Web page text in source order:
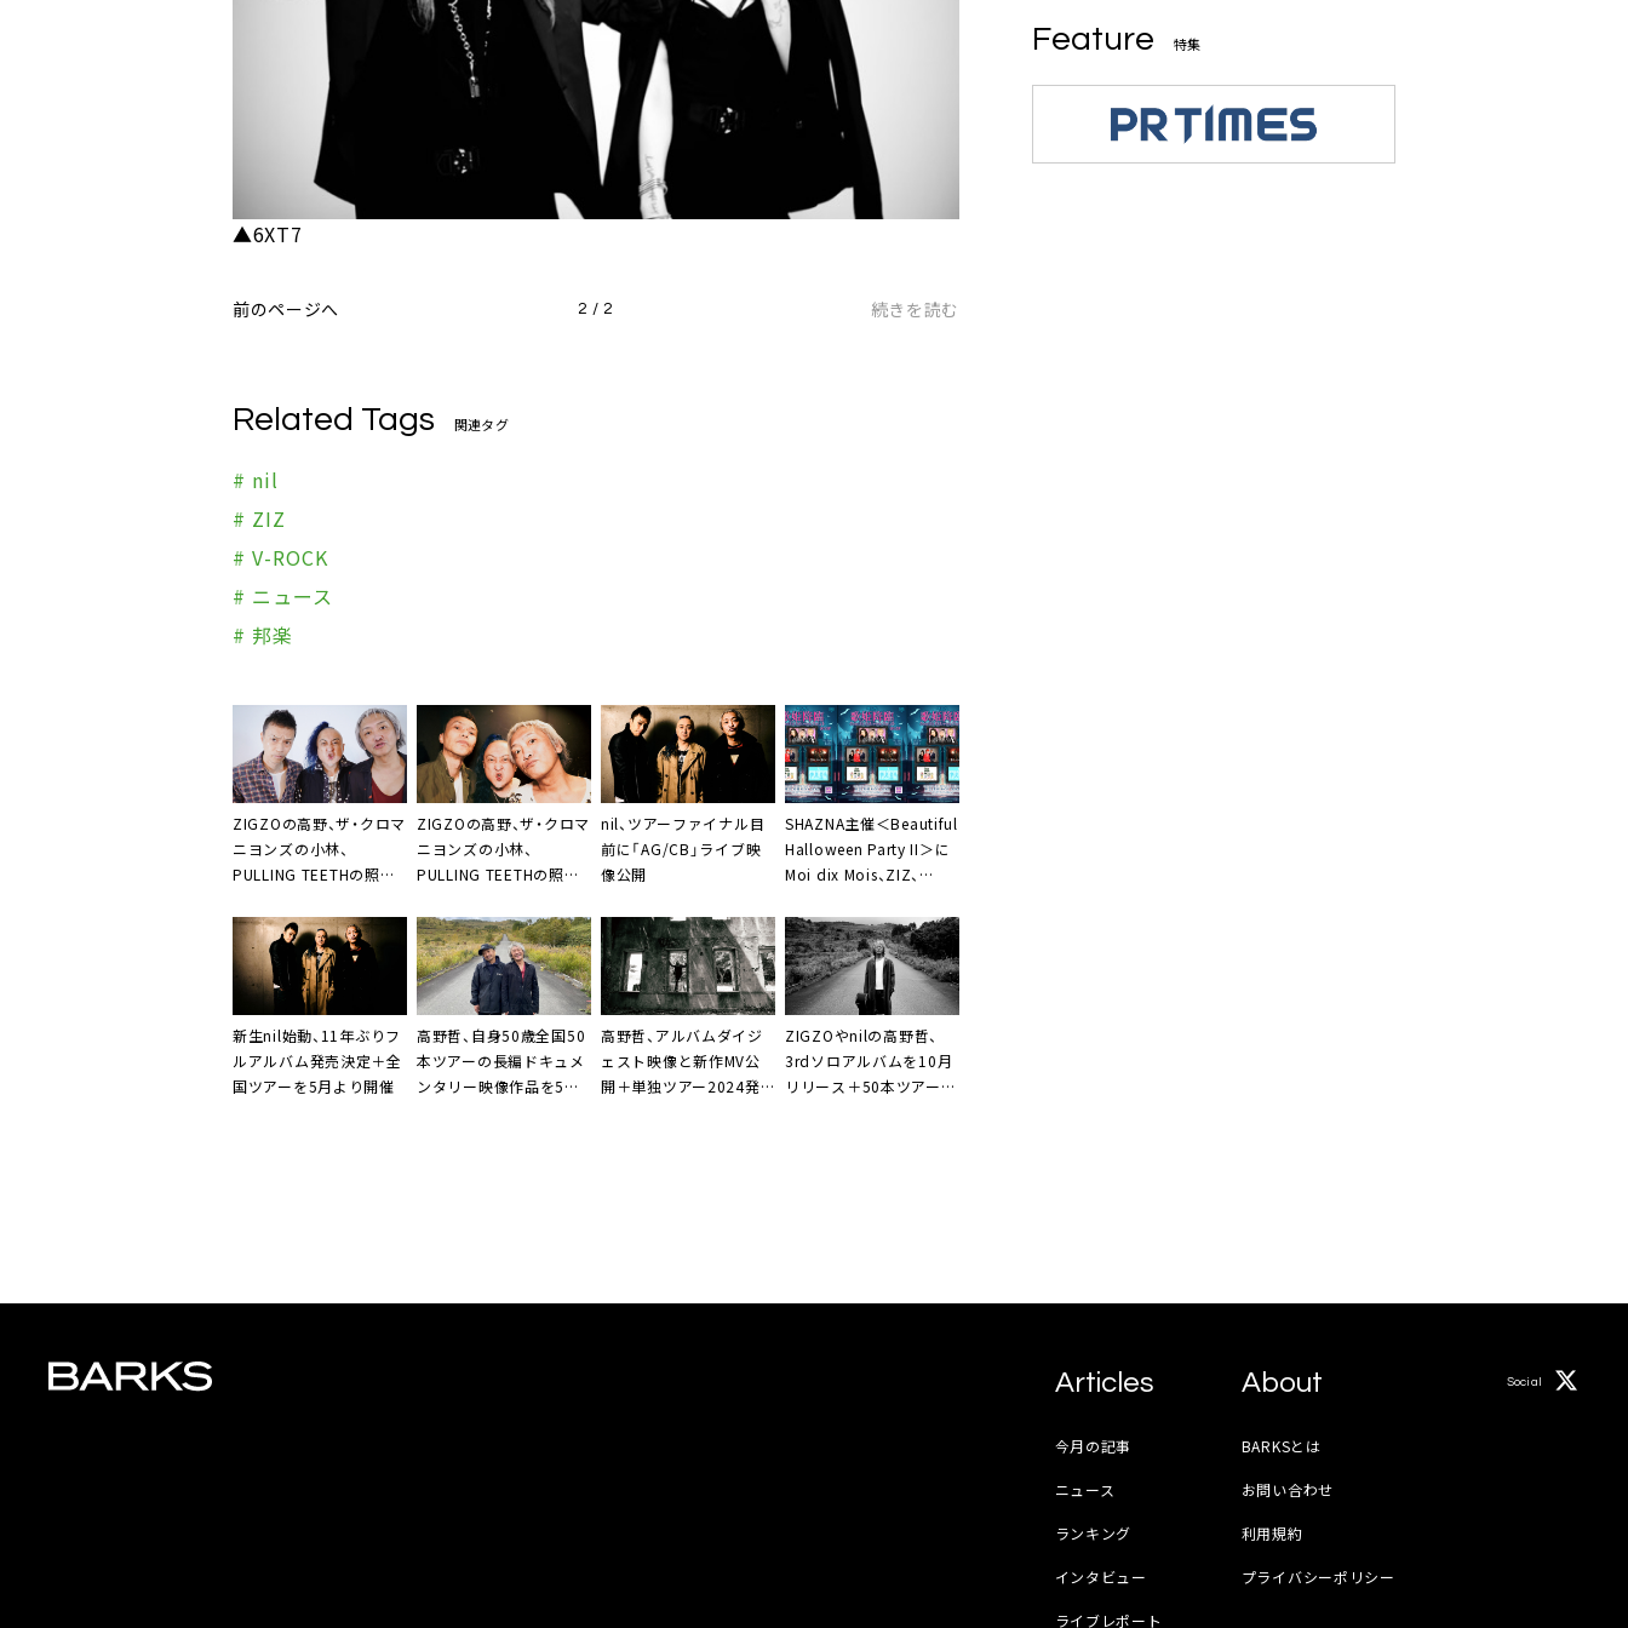
▲6XT7
前のページへ 2 / 2 続きを読む
Related Tags 関連タグ
# nil
# ZIZ
# V-ROCK
# ニュース
# 邦楽
ZIGZOの高野、ザ・クロマ
ニヨンズの小林、
PULLING TEETHの照井
『Wildflower EP』より
MV3曲を連続公開
ZIGZOの高野、ザ・クロマ
ニヨンズの小林、
PULLING TEETHの照井
リース＋全国ツアー開催
決定
nil、ツアーファイナル目
前に「AG/CB」ライブ映
像公開
SHAZNA主催＜Beautiful
Halloween Party II＞に
Moi dix Mois、ZIZ、
Vampireなど90年代スペ
シャル
新生nil始動、11年ぶりフ
ルアルバム発売決定＋全
国ツアーを5月より開催
高野哲、自身50歳全国50
本ツアーの長編ドキュメ
ンタリー映像作品を5月
高野哲、アルバムダイジ
ェスト映像と新作MV公
開＋単独ツアー2024発
ZIGZOやnilの高野哲、
3rdソロアルバムを10月
リリース＋50本ツアー後
Feature 特集
Articles
今月の記事
ニュース
ランキング
インタビュー
ライブレポート
About
BARKSとは
お問い合わせ
利用規約
プライバシーポリシー
Social